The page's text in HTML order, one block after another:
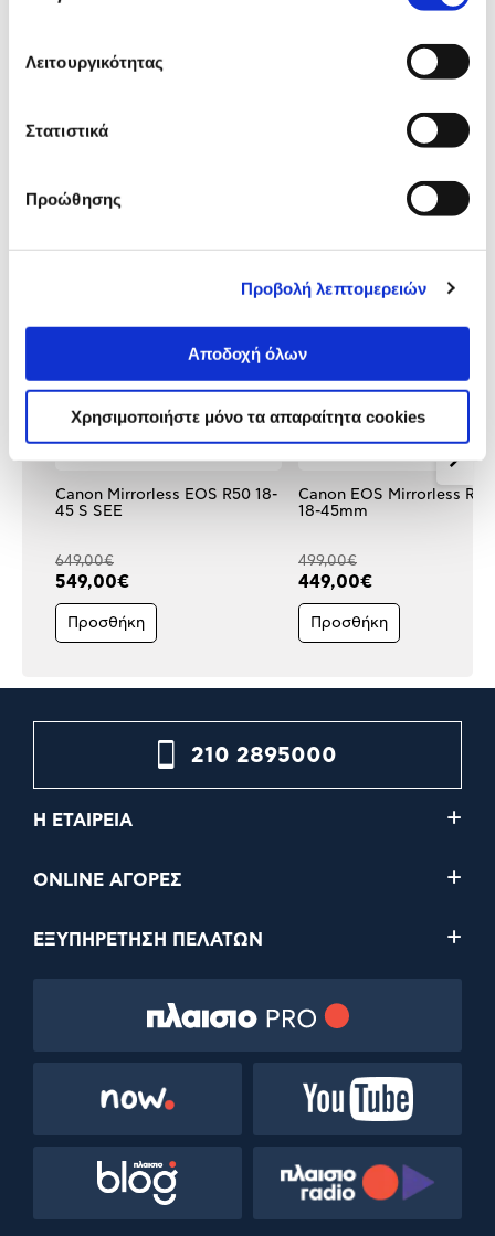
Λειτουργικότητας
Στατιστικά
Προώθησης
Προβολή λεπτομερειών
Αποδοχή όλων
Χρησιμοποιήστε μόνο τα απαραίτητα cookies
προϊόντος
Χαρακτηριστικά
Αξιολογήσεις
Δες τι κλίκαραν όσοι είδαν το ίδιο
Canon Mirrorless EOS R50 18-
45 S SEE
649,00€
549,00€
Προσθήκη
Canon EOS Mirrorless
18-45mm
499,00€
449,00€
Προσθήκη
210 2895000
Η ΕΤΑΙΡΕΙΑ
ONLINE ΑΓΟΡΕΣ
ΕΞΥΠΗΡΕΤΗΣΗ ΠΕΛΑΤΩΝ